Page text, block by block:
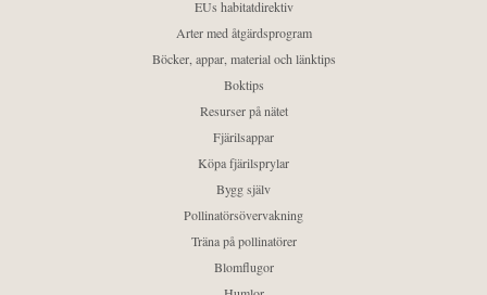
EUs habitatdirektiv
Arter med åtgärdsprogram
Böcker, appar, material och länktips
Boktips
Resurser på nätet
Fjärilsappar
Köpa fjärilsprylar
Bygg själv
Pollinatörsövervakning
Träna på pollinatörer
Blomflugor